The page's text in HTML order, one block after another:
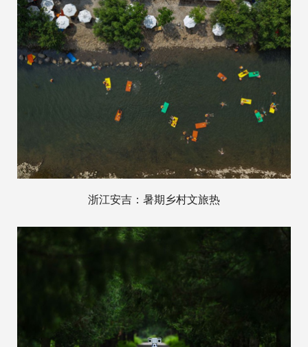
浙江安吉：暑期乡村文旅热